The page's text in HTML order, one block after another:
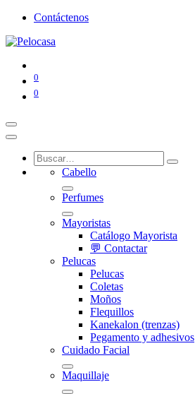
Contáctenos
0
0
Cabello
Perfumes
Mayoristas
Catálogo Mayorista
💬 Contactar
Pelucas
Pelucas
Coletas
Moños
Flequillos
Kanekalon (trenzas)
Pegamento y adhesivos
Cuidado Facial
Maquillaje